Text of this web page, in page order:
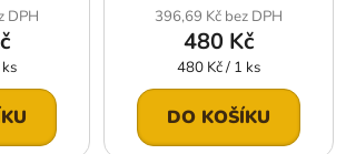
DPH 396,69 Kč bez DPH
480 Kč
Měrná
cena:
480 Kč / 1 ks
DO KOŠÍKU